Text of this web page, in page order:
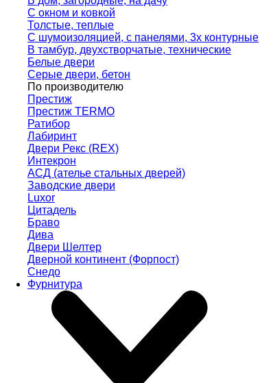
С окном и ковкой
Толстые, теплые
С шумоизоляцией, с панелями, 3х контурные
В тамбур, двухстворчатые, технические
Белые двери
Серые двери, бетон
По производителю
Престиж
Престиж TERMO
Ратибор
Лабиринт
Двери Рекс (REX)
Интекрон
АСД (ателье стальных дверей)
Заводские двери
Luxor
Цитадель
Браво
Дива
Двери Шелтер
Дверной континент (Форпост)
Снедо
Фурнитура